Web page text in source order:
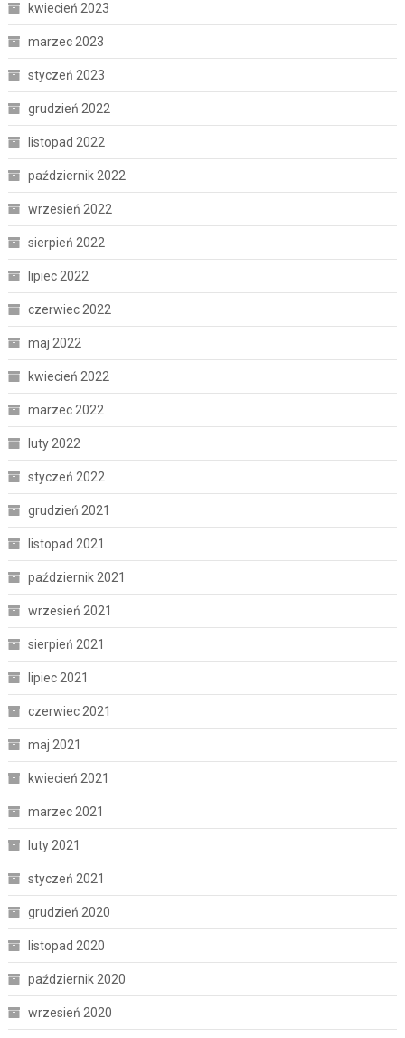
kwiecień 2023
marzec 2023
styczeń 2023
grudzień 2022
listopad 2022
październik 2022
wrzesień 2022
sierpień 2022
lipiec 2022
czerwiec 2022
maj 2022
kwiecień 2022
marzec 2022
luty 2022
styczeń 2022
grudzień 2021
listopad 2021
październik 2021
wrzesień 2021
sierpień 2021
lipiec 2021
czerwiec 2021
maj 2021
kwiecień 2021
marzec 2021
luty 2021
styczeń 2021
grudzień 2020
listopad 2020
październik 2020
wrzesień 2020